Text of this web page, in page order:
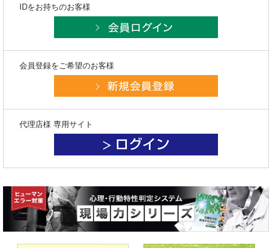
IDをお持ちのお客様
会員登録をご希望のお客様
代理店様 専用サイト